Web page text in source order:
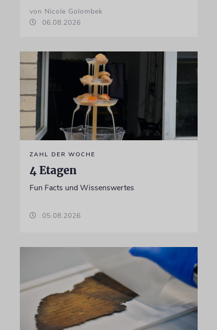
von Nicole Golombek
06.08.2026
ZAHL DER WOCHE
4 Etagen
Fun Facts und Wissenswertes
05.08.2026